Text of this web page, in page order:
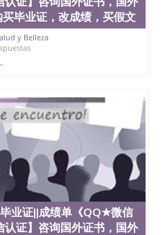
2、留学回国人员证明
实存档可查。 3、留信网
查，终身受用。 四、办理
筑学院、商学院、交流学
育学院、工程学院、健康
五名，且继续攀升中。纽
硕士及博士学位。学校的
、财务、教育、建筑工
学、音乐、生物学、统计
学、农业、环境污染控
工程、建筑设计、工商管
航天工程、土木工程、数
、心理学、戏剧、市场营
、物理学、人工智能、商
相关材料，确定客户办理
毕业证，改成绩，买假文
y Belleza
业证||成绩单《QQ★微信
证】咨询国外证书，国外